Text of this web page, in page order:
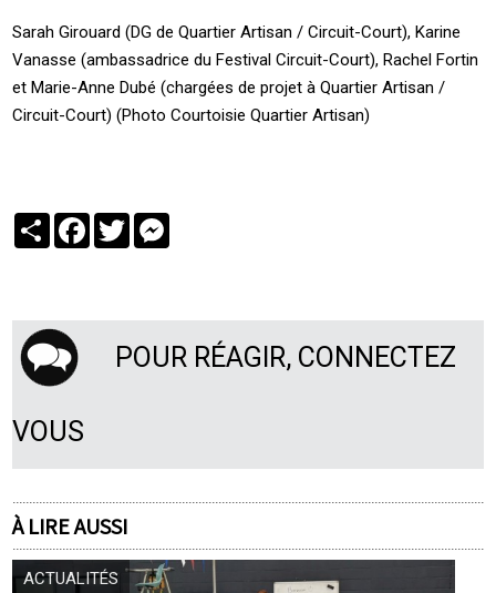
Sarah Girouard (DG de Quartier Artisan / Circuit-Court), Karine
Vanasse (ambassadrice du Festival Circuit-Court), Rachel Fortin
et Marie-Anne Dubé (chargées de projet à Quartier Artisan /
Circuit-Court) (Photo Courtoisie Quartier Artisan)
PartagerFacebook
Twitter
POUR RÉAGIR, CONNECTEZ
VOUS
À LIRE AUSSI
ACTUALITÉS